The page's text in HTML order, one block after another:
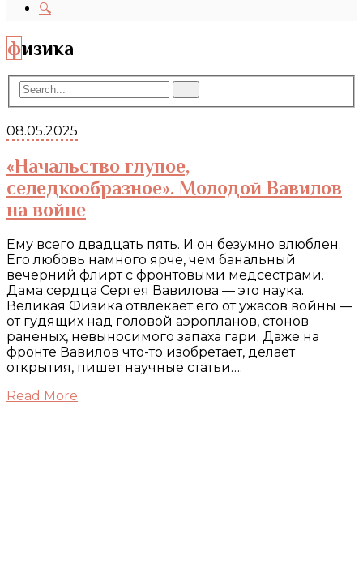
🔍
физика
08.05.2025
«Начальство глупое,
селедкообразное». Молодой Вавилов
на войне
Ему всего двадцать пять. И он безумно влюблен.
Его любовь намного ярче, чем банальный
вечерний флирт с фронтовыми медсестрами.
Дама сердца Сергея Вавилова — это наука.
Великая Физика отвлекает его от ужасов войны —
от гудящих над головой аэропланов, стонов
раненых, невыносимого запаха гари. Даже на
фронте Вавилов что-то изобретает, делает
открытия, пишет научные статьи….
Read More